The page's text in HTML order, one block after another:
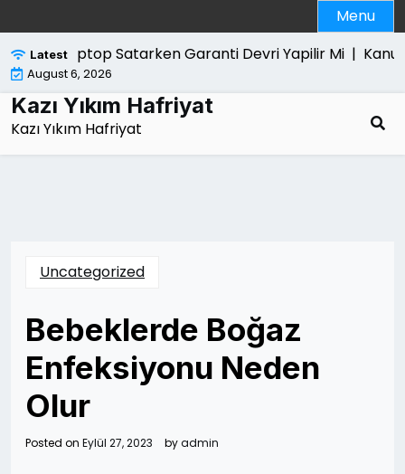
to
content
Menu
Latest
Laptop Satarken Garanti Devri Yapilir Mi |Kanun
August 6, 2026
Kazı Yıkım Hafriyat
Kazı Yıkım Hafriyat
Uncategorized
Bebeklerde Boğaz
Enfeksiyonu Neden
Olur
Posted on Eylül 27, 2023 byadmin